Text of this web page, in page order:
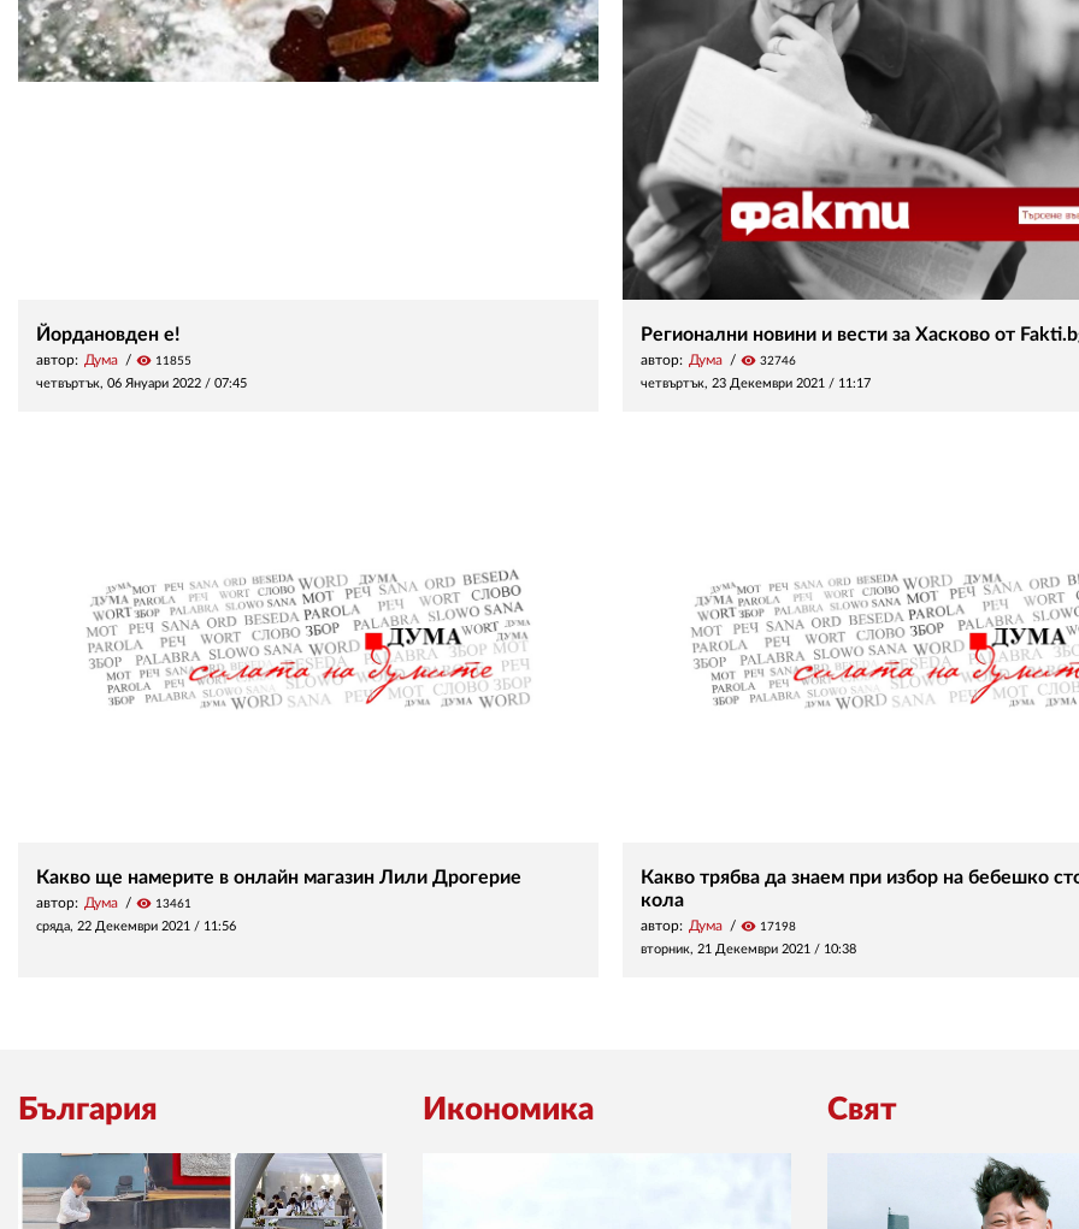
Йордановден е!
автор: Дума visibility 11855
четвъртък, 06 Януари 2022 / 07:45
Регионални новини и вести за Хасково от
автор: Дума visibility 32746
четвъртък, 23 Декември 2021 / 11:17
Какво ще намерите в онлайн магазин Лили Дрогерие
автор: Дума visibility 13461
сряда, 22 Декември 2021 / 11:56
Какво трябва да знаем при избор на бебешко
кола
автор: Дума visibility 17198
вторник, 21 Декември 2021 / 10:38
България Икономика Свят